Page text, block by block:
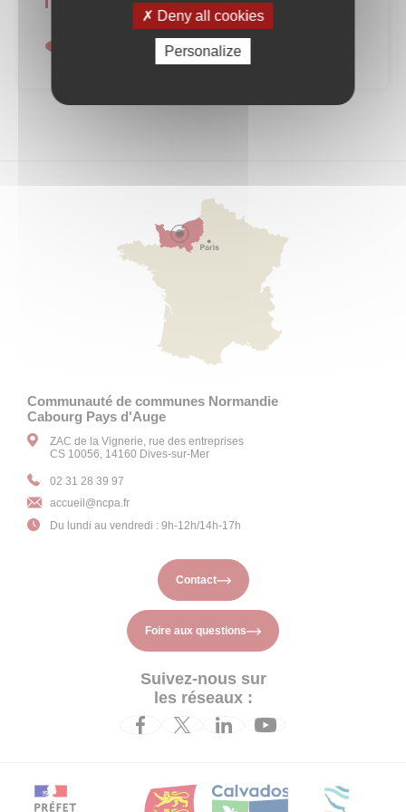
Compte rendu de l'enquête pour le
territoire de demain
Communauté de communes Normandie
Cabourg Pays d'Auge
ZAC de la Vignerie, rue des entreprises
CS 10056, 14160 Dives-sur-Mer
02 31 28 39 97
accueil @ncpa.fr
Du lundi au vendredi : 9h-12h/14h-17h
Contact
Foire aux questions
Suivez-nous sur
les réseaux :
Deny all cookies
Personalize